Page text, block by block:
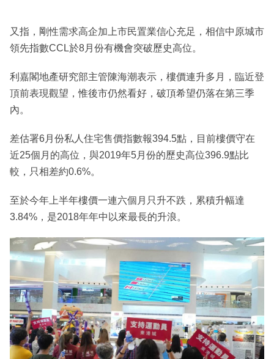
又指，剛性需求高企加上市民置業信心充足，相信中原城市
領先指數CCL於8月份有機會突破歷史高位。
利嘉閣地產研究部主管陳海潮表示，樓價連升多月，臨近登
頂前表現觀望，惟後市仍然看好，破頂希望仍落在第三季
內。
差估署6月份私人住宅售價指數報394.5點，目前樓價守在
近25個月的高位，與2019年5月份的歷史高位396.9點比
較，只相差約0.6%。
至於今年上半年樓價一連六個月只升不跌，累積升幅達
3.84%，是2018年年中以來最長的升浪。